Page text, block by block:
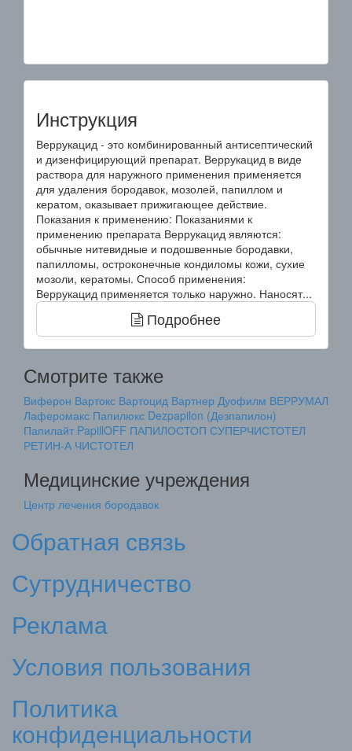
Инструкция
Веррукацид - это комбинированный антисептический
и дизенфицирующий препарат. Веррукацид в виде
раствора для наружного применения применяется
для удаления бородавок, мозолей, папиллом и
кератом, оказывает прижигающее действие.
Показания к применению: Показаниями к
применению препарата Веррукацид являются:
обычные нитевидные и подошвенные бородавки,
папилломы, остроконечные кондиломы кожи, сухие
мозоли, кератомы. Способ применения:
Веррукацид применяется только наружно. Наносят...
Подробнее
Смотрите также
Виферон Вартокс Вартоцид Вартнер Дуофилм ВЕРРУМАЛ
Лаферомакс Папилюкс Dezpapilon (Дезпапилон)
Папилайт PapillOFF ПАПИЛОСТОП СУПЕРЧИСТОТЕЛ
РЕТИН-А ЧИСТОТЕЛ
Медицинские учреждения
Центр лечения бородавок
Обратная связь
Сутрудничество
Реклама
Условия пользования
Политика
конфиденциальности